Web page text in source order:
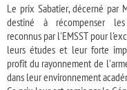
Le prix Sabatier, décerné par
destiné à récompenser les
reconnus par l'EMSST pour
leurs études et leur forte
profit du rayonnement de
dans leur environnement